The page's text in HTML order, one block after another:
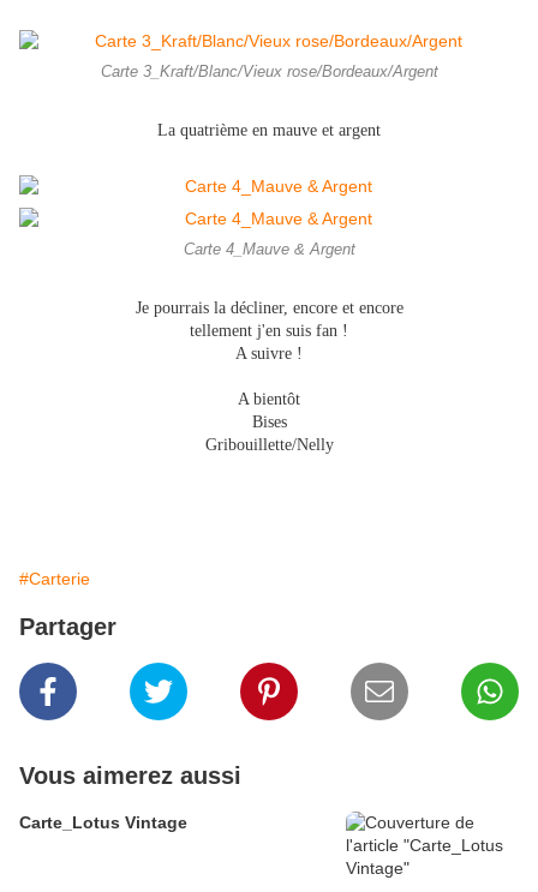
Carte 3_Kraft/Blanc/Vieux rose/Bordeaux/Argent
La quatrième en mauve et argent
Carte 4_Mauve & Argent
Je pourrais la décliner, encore et encore
tellement j'en suis fan !
A suivre !
A bientôt
Bises
Gribouillette/Nelly
#Carterie
Partager
Vous aimerez aussi
Carte_Lotus Vintage